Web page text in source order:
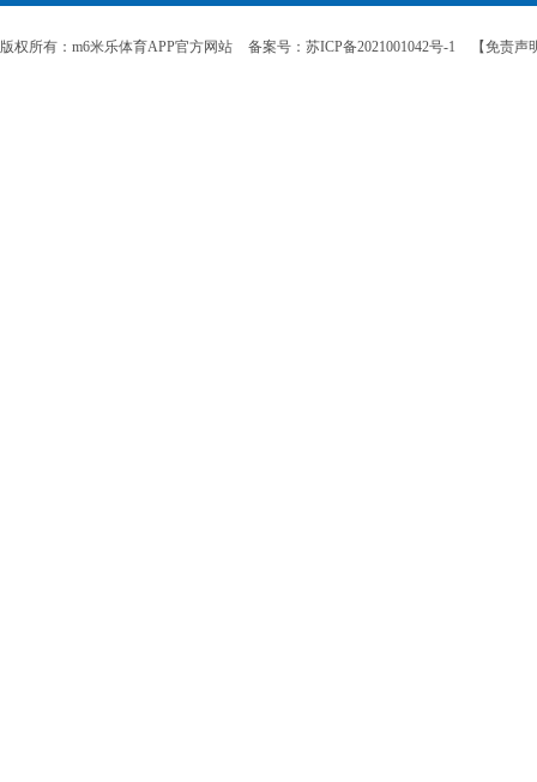
版权所有：m6米乐体育APP官方网站 备案号：苏ICP备2021001042号-1 【免责声